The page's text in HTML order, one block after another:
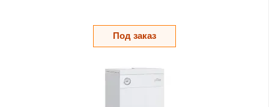
Под заказ